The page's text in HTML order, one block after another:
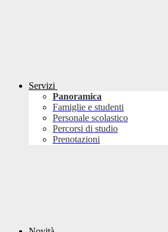
Servizi
Panoramica
Famiglie e studenti
Personale scolastico
Percorsi di studio
Prenotazioni